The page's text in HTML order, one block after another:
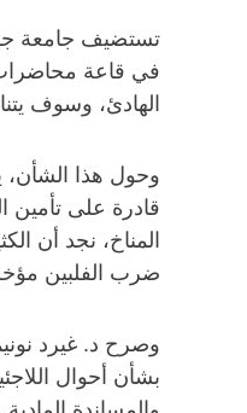
الهادئ، وسوف يتناول في
وحول هذا الشأن،
قادرة على تأمين
المناخ، نجد أن
ضرب الفلبين
وصرح د. غيرد
بشأن أحوال